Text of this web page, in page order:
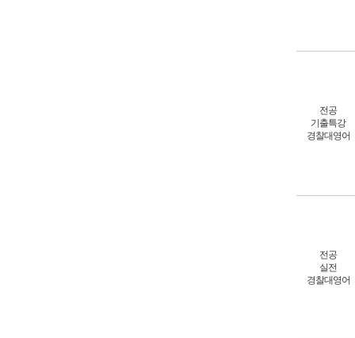
전공
기출특강
경찰대영어
전공
실전
경찰대영어